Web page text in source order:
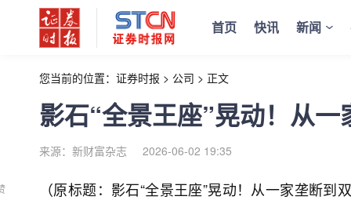
首页 快讯 新闻
您当前的位置： 证券时报 > 公司 > 正文
影石“全景王座”晃动！从
来源：新财富杂志 2026-06-02 19:35
（原标题：影石“全景王座”晃动！从一家垄断